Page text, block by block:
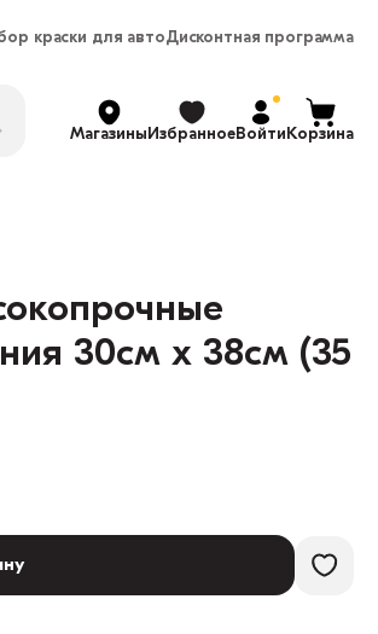
краски для автоДисконтная программа
МагазиныИзбранноеВойтиКорзина
30см х 38см (35